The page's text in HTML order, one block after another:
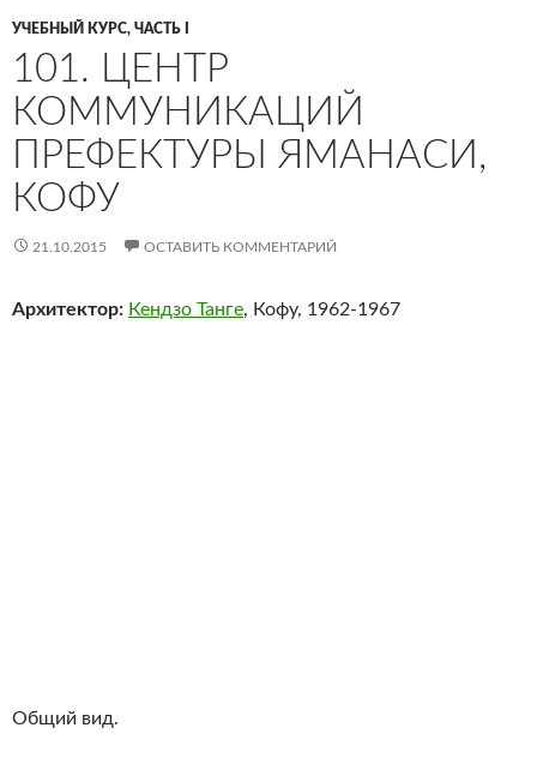
УЧЕБНЫЙ КУРС, ЧАСТЬ I
101. ЦЕНТР
КОММУНИКАЦИЙ
ПРЕФЕКТУРЫ ЯМАНАСИ,
КОФУ
21.10.2015 ОСТАВИТЬ КОММЕНТАРИЙ
Архитектор: Кендзо Танге, Кофу, 1962-1967